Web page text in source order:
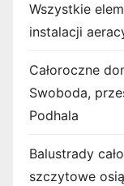
Wszystkie
instalacji
Całoroczne
Swoboda,
Podhala
Balustrady
szczytowe